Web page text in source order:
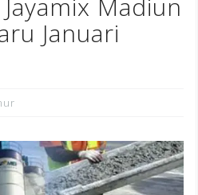
Madiun
Januari